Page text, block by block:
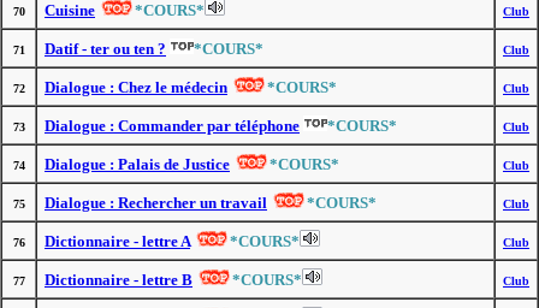
70 Cuisine *COURS* Club
71 Datif - ter ou ten ? *COURS* Club
72 Dialogue : Chez le médecin *COURS* Club
73 Dialogue : Commander par téléphone *COURS* Club
74 Dialogue : Palais de Justice *COURS* Club
75 Dialogue : Rechercher un travail *COURS* Club
76 Dictionnaire - lettre A *COURS* Club
77 Dictionnaire - lettre B *COURS* Club